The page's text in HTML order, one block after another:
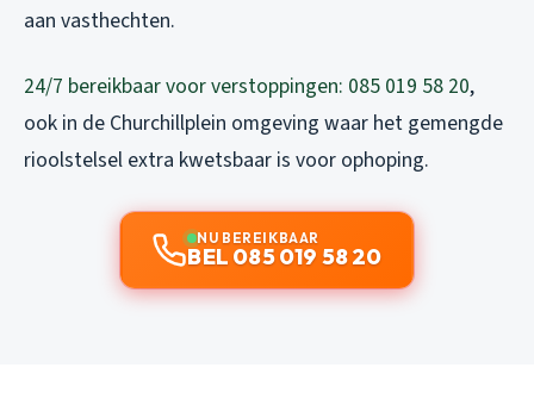
aan vasthechten.
24/7 bereikbaar voor verstoppingen: 085 019 58 20,
ook in de Churchillplein omgeving waar het gemengde
rioolstelsel extra kwetsbaar is voor ophoping.
NU BEREIKBAAR
BEL 085 019 58 20